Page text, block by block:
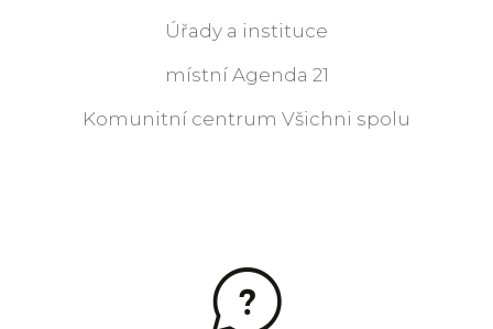
Úřady a instituce
místní Agenda 21
Komunitní centrum Všichni spolu